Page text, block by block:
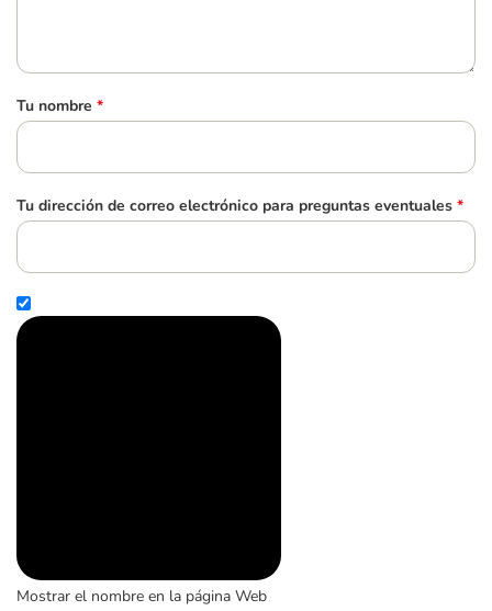
Tu nombre *
Tu dirección de correo electrónico para preguntas eventuales *
Mostrar el nombre en la página Web